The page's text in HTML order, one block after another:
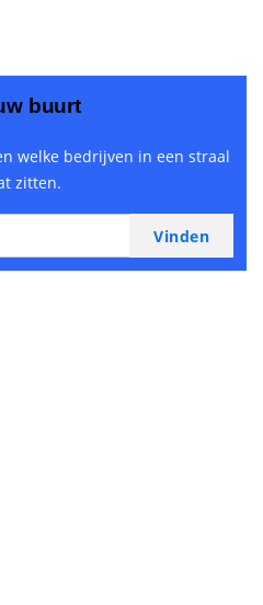
buurt
welke bedrijven in een straal
zitten.